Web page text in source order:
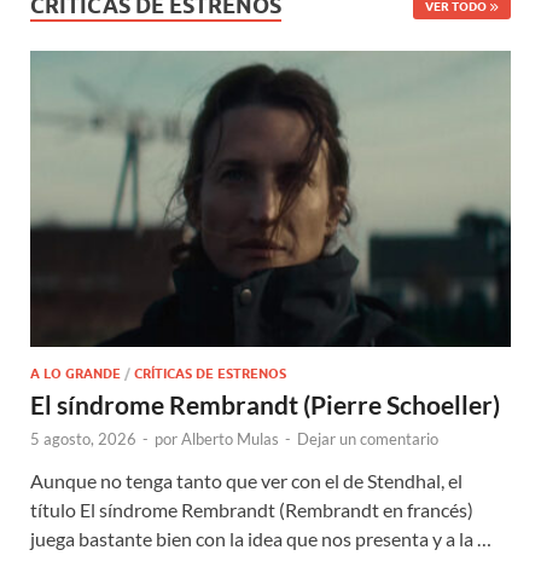
VER TODO
A LO GRANDE / CRÍTICAS DE ESTRENOS
El síndrome Rembrandt (Pierre Schoeller)
5 agosto, 2026 - porAlberto Mulas - Dejar un comentario
Aunque no tenga tanto que ver con el de Stendhal, el
título El síndrome Rembrandt (Rembrandt en francés)
juega bastante bien con la idea que nos presenta y a la …